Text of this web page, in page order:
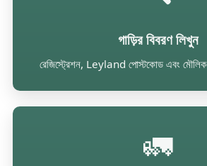
গাড়ির বিবরণ লিখুন
রেজিস্ট্রেশন, Leyland পোস্টকোড এবং
🚛